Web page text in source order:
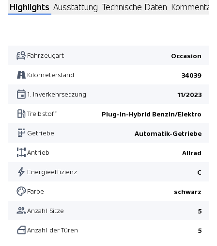
Highlights Ausstattung Technische Daten Kommentar
Fahrzeugart Occasion
Kilometerstand 34039
1. Inverkehrsetzung 11/2023
Treibstoff Plug-in-Hybrid Benzin/Elektro
Getriebe Automatik-Getriebe
Antrieb Allrad
Energieeffizienz C
Farbe schwarz
Anzahl Sitze 5
Anzahl der Türen 5